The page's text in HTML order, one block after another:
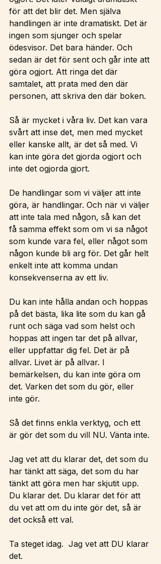
för att det blir det. Men själva
handlingen är inte dramatiskt. Det är
ingen som sjunger och spelar
ödesvisor. Det bara händer. Och
sedan är det för sent och går inte att
göra ogjort. Att ringa det där
samtalet, att prata med den där
personen, att skriva den där boken.
Så är mycket i våra liv. Det kan vara
svårt att inse det, men med mycket
eller kanske allt, är det så med. Vi
kan inte göra det gjorda ogjort och
inte det ogjorda gjort.
De handlingar som vi väljer att inte
göra, är handlingar. Och när vi väljer
att inte tala med någon, så kan det
få samma effekt som om vi sa något
som kunde vara fel, eller något som
någon kunde bli arg för. Det går helt
enkelt inte att komma undan
konsekvenserna av ett liv.
Du kan inte hålla andan och hoppas
på det bästa, lika lite som du kan gå
runt och säga vad som helst och
hoppas att ingen tar det på allvar,
eller uppfattar dig fel. Det är på
allvar. Livet är på allvar. I
bemärkelsen, du kan inte göra om
det. Varken det som du gör, eller
inte gör.
Så det finns enkla verktyg, och ett
är gör det som du vill NU. Vänta inte.
Jag vet att du klarar det, det som du
har tänkt att säga, det som du har
tänkt att göra men har skjutit upp.
Du klarar det. Du klarar det för att
du vet att om du inte gör det, så är
det också ett val.
Ta steget idag.  Jag vet att DU klarar
det.